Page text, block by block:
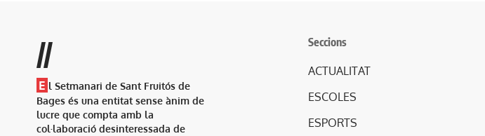
//
E l Setmanari de Sant Fruitós de
Bages és una entitat sense ànim de
lucre que compta amb la
col·laboració desinteressada de
Seccions
ACTUALITAT
ESCOLES
ESPORTS